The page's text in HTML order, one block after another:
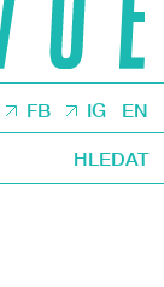
FB IG EN
HLEDAT